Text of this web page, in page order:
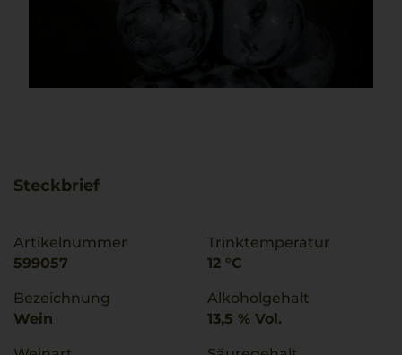
Steckbrief
Artikelnummer
599057
Bezeichnung
Wein
Trinktemperatur
12 °C
Alkoholgehalt
13,5 % Vol.